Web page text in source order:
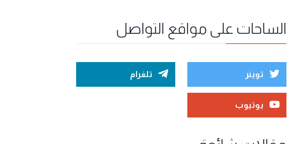
الساحات على مواقع التواصل
توينر تلغرام
يوتيوب